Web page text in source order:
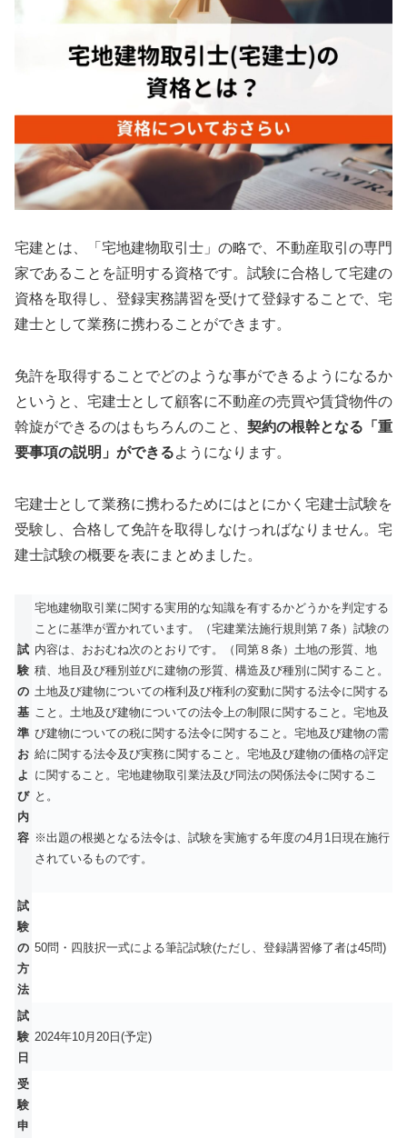
宅建とは、「宅地建物取引士」の略で、不動産取引の専門
家であることを証明する資格です。試験に合格して宅建の
資格を取得し、登録実務講習を受けて登録することで、宅
建士として業務に携わることができます。
免許を取得することでどのような事ができるようになるか
というと、宅建士として顧客に不動産の売買や賃貸物件の
斡旋ができるのはもちろんのこと、 契約の根幹となる「重
要事項の説明」ができるようになります。
宅建士として業務に携わるためにはとにかく宅建士試験を
受験し、合格して免許を取得しなけっればなりません。宅
建士試験の概要を表にまとめました。
試
験
の
基
準
お
よ
び
内
容
宅地建物取引業に関する実用的な知識を有するかどうかを判定する
ことに基準が置かれています。（宅建業法施行規則第７条）試験の
内容は、おおむね次のとおりです。（同第８条）土地の形質、地
積、地目及び種別並びに建物の形質、構造及び種別に関すること。
土地及び建物についての権利及び権利の変動に関する法令に関する
こと。土地及び建物についての法令上の制限に関すること。宅地及
び建物についての税に関する法令に関すること。宅地及び建物の需
給に関する法令及び実務に関すること。宅地及び建物の価格の評定
に関すること。宅地建物取引業法及び同法の関係法令に関するこ
と。
※出題の根拠となる法令は、試験を実施する年度の4月1日現在施行
されているものです。
試
験
の
方
法
50問・四肢択一式による筆記試験(ただし、登録講習修了者は45問)
試
験
日
2024年10月20日(予定)
受
験
申